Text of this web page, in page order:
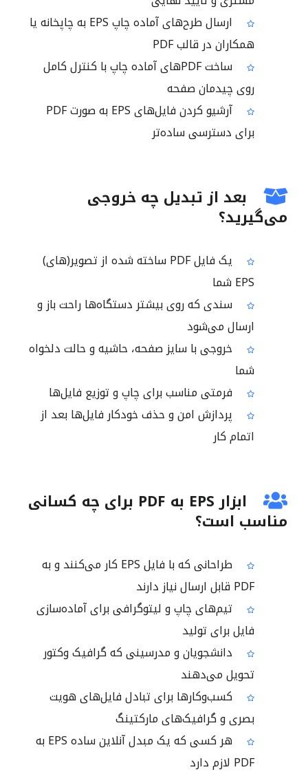
ارسال طرح‌های آماده چاپ EPS به چاپخانه یا
همکاران در قالب PDF
ساخت PDFهای آماده چاپ با کنترل کامل
روی چیدمان صفحه
آرشیو کردن فایل‌های EPS به صورت PDF
برای دسترسی ساده‌تر
بعد از تبدیل چه خروجی
می‌گیرید؟
یک فایل PDF ساخته شده از تصویر(های)
EPS شما
سندی که روی بیشتر دستگاه‌ها راحت باز و
ارسال می‌شود
خروجی با سایز صفحه، حاشیه و حالت دلخواه
شما
فرمتی مناسب برای چاپ و توزیع فایل‌ها
پردازش امن و حذف خودکار فایل‌ها بعد از
اتمام کار
ابزار EPS به PDF برای چه کسانی
مناسب است؟
طراحانی که با فایل EPS کار می‌کنند و به
PDF قابل ارسال نیاز دارند
تیم‌های چاپ و لیتوگرافی برای آماده‌سازی
فایل برای تولید
دانشجویان و مدرسینی که گرافیک وکتور
تحویل می‌دهند
کسب‌وکارها برای تبادل فایل‌های هویت
بصری و گرافیک‌های مارکتینگ
هر کسی که یک مبدل آنلاین ساده EPS به
PDF لازم دارد